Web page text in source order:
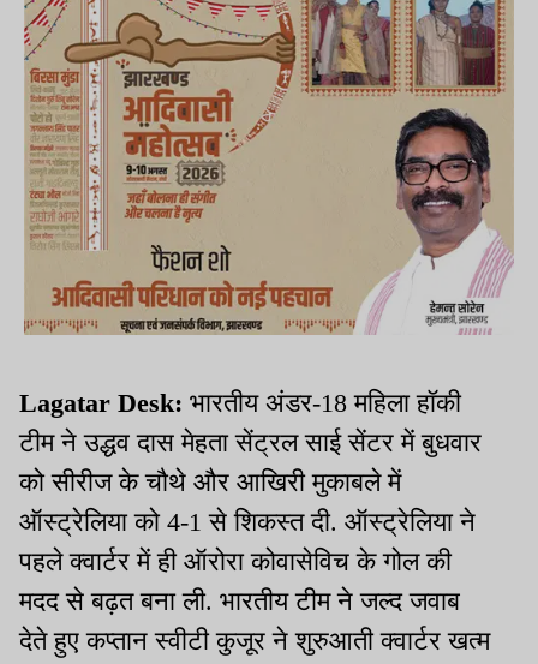
Lagatar Desk: भारतीय अंडर-18 महिला हॉकी
टीम ने उद्धव दास मेहता सेंट्रल साई सेंटर में बुधवार
को सीरीज के चौथे और आखिरी मुकाबले में
ऑस्ट्रेलिया को 4-1 से शिकस्त दी. ऑस्ट्रेलिया ने
पहले क्वार्टर में ही ऑरोरा कोवासेविच के गोल की
मदद से बढ़त बना ली. भारतीय टीम ने जल्द जवाब
देते हुए कप्तान स्वीटी कुजूर ने शुरुआती क्वार्टर खत्म